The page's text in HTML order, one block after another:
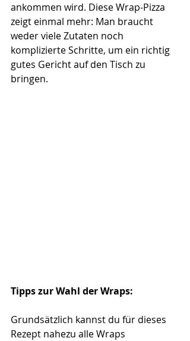
ankommen wird. Diese Wrap-Pizza
zeigt einmal mehr: Man braucht
weder viele Zutaten noch
komplizierte Schritte, um ein richtig
gutes Gericht auf den Tisch zu
bringen.
Tipps zur Wahl der Wraps:
Grundsätzlich kannst du für dieses
Rezept nahezu alle Wraps